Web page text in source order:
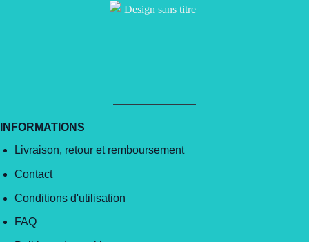
INFORMATIONS
Livraison, retour et remboursement
Contact
Conditions d'utilisation
FAQ